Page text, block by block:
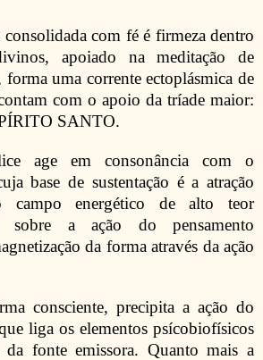
consolidada com fé é firmeza dentro
apoiado na meditação de
forma uma corrente ectoplásmica de
com o apoio da tríade maior:
SANTO.
age em consonância com o
base de sustentação é a atração
campo energético de alto teor
sobre a ação do pensamento
da forma através da ação
consciente, precipita a ação do
liga os elementos psícobiofísicos
fonte emissora. Quanto mais a